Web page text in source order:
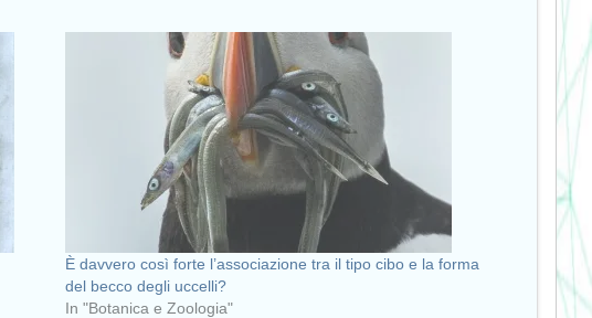
È davvero così forte l’associazione tra il tipo cibo e la forma
del becco degli uccelli?
In "Botanica e Zoologia"